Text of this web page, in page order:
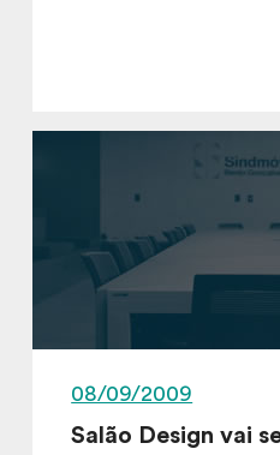
08/09/2009
Salão Design vai